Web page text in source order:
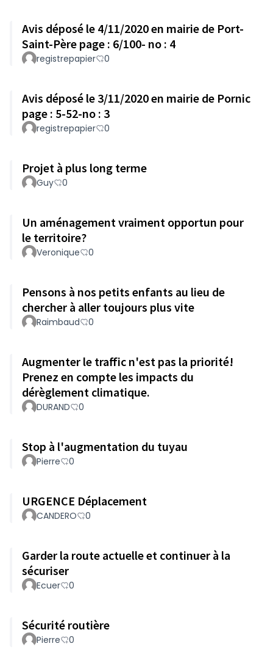
Avis déposé le 4/11/2020 en mairie de Port-
Saint-Père page : 6/100- no : 4
registrepapier 0
Avis déposé le 3/11/2020 en mairie de Pornic
page : 5-52-no : 3
registrepapier 0
Projet à plus long terme
Guy 0
Un aménagement vraiment opportun pour
le territoire?
Veronique 0
Pensons à nos petits enfants au lieu de
chercher à aller toujours plus vite
Raimbaud 0
Augmenter le traffic n'est pas la priorité!
Prenez en compte les impacts du
dérèglement climatique.
DURAND 0
Stop à l'augmentation du tuyau
Pierre 0
URGENCE Déplacement
CANDERO 0
Garder la route actuelle et continuer à la
sécuriser
Ecuer 0
Sécurité routière
Pierre 0